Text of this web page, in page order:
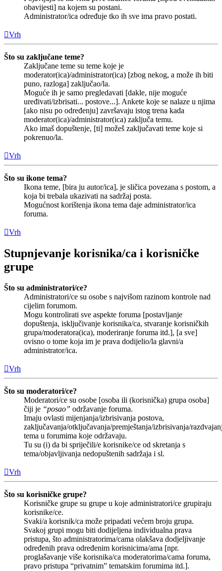
obavijesti] na kojem su postani.
Administrator/ica određuje tko ih sve ima pravo postati.
Vrh
Što su zaključane teme?
Zaključane teme su teme koje je
moderator(ica)/administrator(ica) [zbog nekog, a može ih biti
puno, razloga] zaključao/la.
Moguće ih je samo pregledavati [dakle, nije moguće
uređivati/izbrisati... postove...]. Ankete koje se nalaze u njima
[ako nisu po određenju] završavaju istog trena kada
moderator(ica)/administrator(ica) zaključa temu.
Ako imaš dopuštenje, [ti] možeš zaključavati teme koje si
pokrenuo/la.
Vrh
Što su ikone tema?
Ikona teme, [bira ju autor/ica], je sličica povezana s postom, a
koja bi trebala ukazivati na sadržaj posta.
Mogućnost korištenja ikona tema daje administrator/ica
foruma.
Vrh
Stupnjevanje korisnika/ca i korisničke
grupe
Što su administratori/ce?
Administratori/ce su osobe s najvišom razinom kontrole nad
cijelim forumom.
Mogu kontrolirati sve aspekte foruma [postavljanje
dopuštenja, isključivanje korisnika/ca, stvaranje korisničkih
grupa/moderatora(ica), moderiranje foruma itd.], [a sve]
ovisno o tome koja im je prava dodijelio/la glavni/a
administrator/ica.
Vrh
Što su moderatori/ce?
Moderatori/ce su osobe [osoba ili (korisnička) grupa osoba]
čiji je “posao” održavanje foruma.
Imaju ovlasti mijenjanja/izbrisivanja postova,
zaključavanja/otključavanja/premještanja/izbrisivanja/
tema u forumima koje održavaju.
Tu su (i) da bi spriječili/e korisnike/ce od skretanja s
tema/objavljivanja nedopuštenih sadržaja i sl.
Vrh
Što su korisničke grupe?
Korisničke grupe su grupe u koje administratori/ce grupiraju
korisnike/ce.
Svaki/a korisnik/ca može pripadati većem broju grupa.
Svakoj grupi mogu biti dodijeljena individualna prava
pristupa, što administratorima/cama olakšava dodjeljivanje
određenih prava određenim korisnicima/ama [npr.
proglašavanje više korisnika/ca moderatorima/cama foruma,
pravo pristupa “privatnim” tematskim forumima itd.].